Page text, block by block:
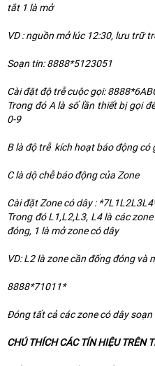
tắt 1 là mở
VD : nguồn mở lúc 12:30, lưu trữ
Soạn tin: 8888*5123051
Cài đặt độ trễ cuộc gọi:
Trong đó A là số lần thiết bị gọi
0-9
B là độ trễ kích hoạt báo động có
C là dộ chễ báo động của Zone
Cài đặt Zone có dây :
Trong đó L1,L2,L3, L4 là các
đóng, 1 là mở zone có dây
VD: L2 là zone cần đống đóng và
8888*71011*
Đóng tất cả các zone có dây
CHÚ THÍCH CÁC TÍN HIỆU TRÊN